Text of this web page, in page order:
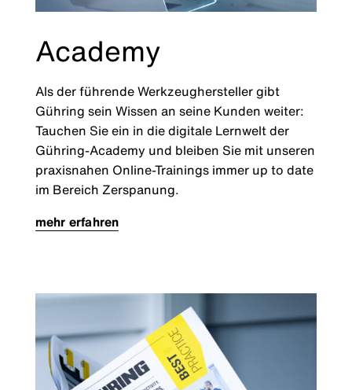
Academy
Als der führende Werkzeughersteller gibt
Gühring sein Wissen an seine Kunden weiter:
Tauchen Sie ein in die digitale Lernwelt der
Gühring-Academy und bleiben Sie mit unseren
praxisnahen Online-Trainings immer up to date
im Bereich Zerspanung.
mehr erfahren